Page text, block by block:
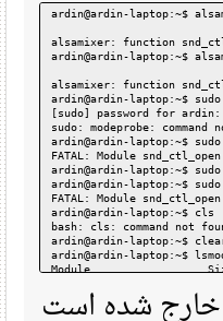
ardin@ardin-laptop:~$
alsamixer: function
ardin@ardin-laptop:~$
alsamixer: function
ardin@ardin-laptop:~$
[sudo] password for
sudo: modeprobe:
ardin@ardin-laptop:~$
FATAL: Module
ardin@ardin-laptop:~$
ardin@ardin-laptop:~$
FATAL: Module
ardin@ardin-laptop:~$
bash: cls: command not
ardin@ardin-laptop:~$
ardin@ardin-laptop:~$
Module
snd_ac97_codec
ac97_bus
شده است